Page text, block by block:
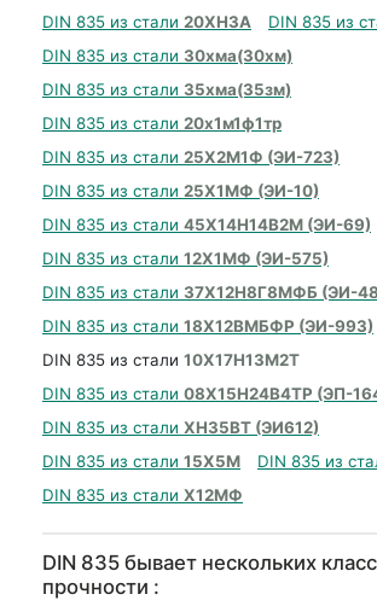
DIN 835 из стали 20ХН3А DIN 835 из
DIN 835 из стали 30хма(30хм)
DIN 835 из стали 35хма(35зм)
DIN 835 из стали 20х1м1ф1тр
DIN 835 из стали 25Х2М1Ф (ЭИ-723)
DIN 835 из стали 25Х1МФ (ЭИ-10)
DIN 835 из стали 45Х14Н14В2М (ЭИ-69)
DIN 835 из стали 12Х1МФ (ЭИ-575)
DIN 835 из стали 37Х12Н8Г8МФБ (ЭИ-
DIN 835 из стали 18Х12ВМБФР (ЭИ-993)
DIN 835 из стали 10Х17Н13М2Т
DIN 835 из стали 08Х15Н24В4ТР (ЭП-
DIN 835 из стали ХН35ВТ (ЭИ612)
DIN 835 из стали 15Х5М DIN 835 из
DIN 835 из стали Х12МФ
DIN 835 бывает нескольких
прочности :